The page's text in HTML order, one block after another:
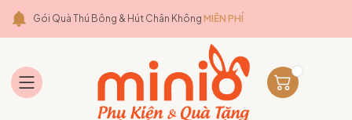
Gói Quà Thú Bông & Hút Chân Không MIỄN PHÍ